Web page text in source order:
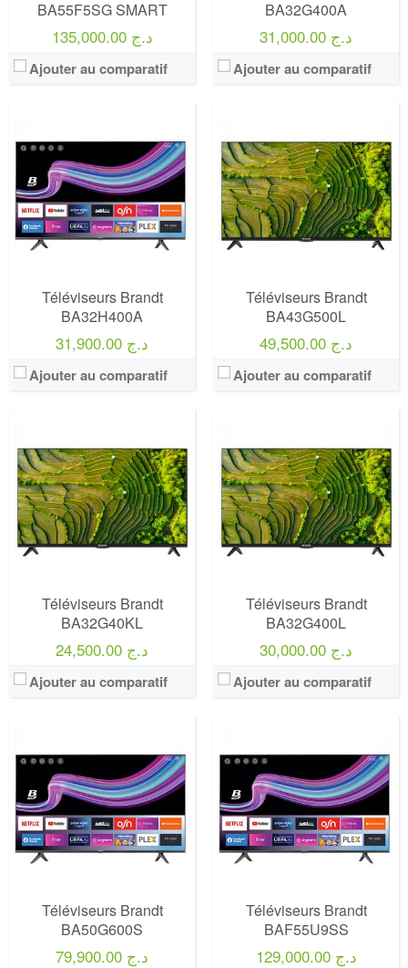
BA55F5SG SMART
135,000.00 د.ج
Ajouter au comparatif
BA32G400A
31,000.00 د.ج
Ajouter au comparatif
Téléviseurs Brandt
BA32H400A
31,900.00 د.ج
Ajouter au comparatif
Téléviseurs Brandt
BA43G500L
49,500.00 د.ج
Ajouter au comparatif
Téléviseurs Brandt
BA32G40KL
24,500.00 د.ج
Ajouter au comparatif
Marque:LG
75000
Définition:UHD TV
View Details →
Téléviseurs Brandt
BA32G400L
30,000.00 د.ج
Ajouter au comparatif
Marque:LG
Prix:75000
Définition:UHD TV
View Details →
Téléviseurs Brandt
BA50G600S
79,900.00 د.ج
Marque:LG
Prix:75000
Définition:UHD TV
View Details →
Téléviseurs Brandt
BAF55U9SS
129,000.00 د.ج
Marque:LG
Prix:75000
Définition:UHD TV
View Details →